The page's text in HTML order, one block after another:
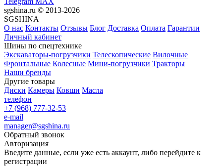
sgshina.ru © 2013-2026
SGSHINA
О нас Контакты Отзывы Блог Доставка Оплата Гарантии
Личный кабинет
Шины по спецтехнике
Экскаваторы-погрузчики Телескопические Вилочные
Фронтальные Колесные Мини-погрузчики Тракторы
Наши бренды
Другие товары
Диски Камеры Ковши Масла
телефон
+7 (968) 777-32-53
e-mail
manager@sgshina.ru
Обратный звонок
Авторизация
Введите данные, если уже есть аккаунт, либо перейдите к
регистрации